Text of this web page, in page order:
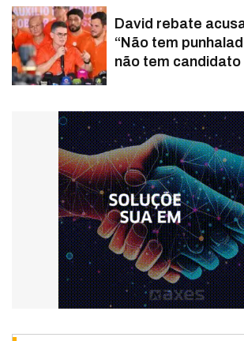
David rebate
“Não tem
não tem candidato